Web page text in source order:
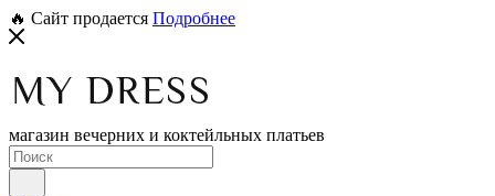
🔥 Сайт продается Подробнее
магазин вечерних и коктейльных платьев